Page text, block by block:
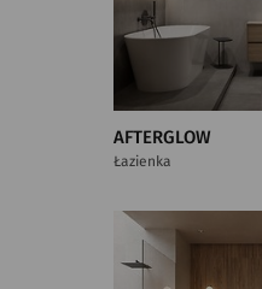
AFTERGLOW
Łazienka